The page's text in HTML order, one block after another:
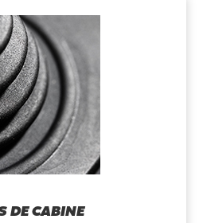
DE CABINE